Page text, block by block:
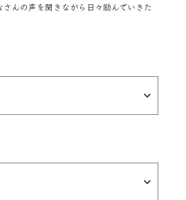
んの声を聞きながら日々励んでいきた